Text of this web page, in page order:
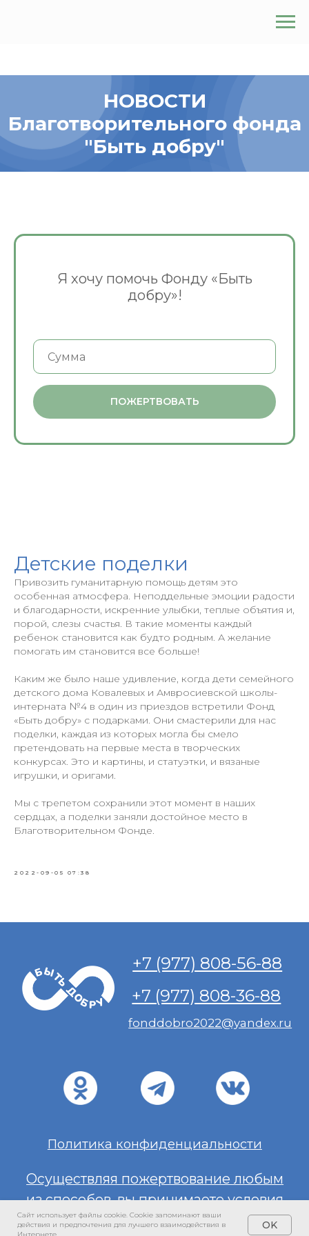
НОВОСТИ
Благотворительного фонда
"Быть добру"
Я хочу помочь Фонду «Быть
добру»!
ПОЖЕРТВОВАТЬ
Детские поделки
Привозить гуманитарную помощь детям это
особенная атмосфера. Неподдельные эмоции радости
и благодарности, искренние улыбки, теплые объятия и,
порой, слезы счастья. В такие моменты каждый
ребенок становится как будто родным. А желание
помогать им становится все больше!
Каким же было наше удивление, когда дети семейного
детского дома Ковалевых и Амвросиевской школы-
интерната №4 в один из приездов встретили Фонд
«Быть добру» с подарками. Они смастерили для нас
поделки, каждая из которых могла бы смело
претендовать на первые места в творческих
конкурсах. Это и картины, и статуэтки, и вязаные
игрушки, и оригами.
Мы с трепетом сохранили этот момент в наших
сердцах, а поделки заняли достойное место в
Благотворительном Фонде.
2022-09-05 07:38
fonddobro2022@yandex.ru
+7 (977) 808-56-88
+7 (977) 808-36-88
Политика конфиденциальности
нашей ОФЕРТЫ
Сайт использует файлы cookie. Cookie запоминают ваши
действия и предпочтения для лучшего взаимодействия в
OK